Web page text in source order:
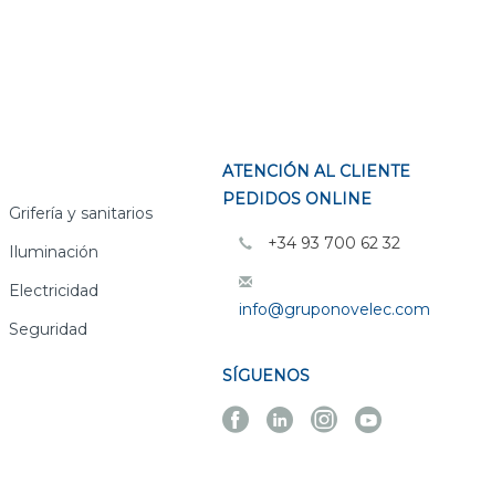
Grifería y sanitarios
Iluminación
Electricidad
Seguridad
ATENCIÓN AL CLIENTE
PEDIDOS ONLINE
+34 93 700 62 32
info@gruponovelec.com
SÍGUENOS
Facebook
Linkedin
Instagram
Youtube